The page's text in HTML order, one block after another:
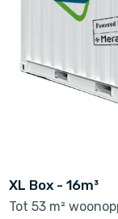
XL Box - 16m³
Tot 53 m²